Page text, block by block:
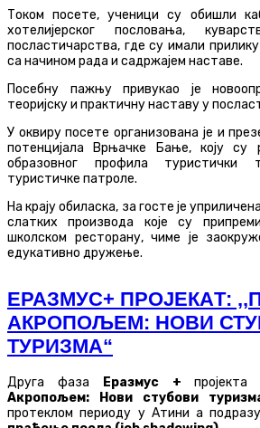
Током посете, ученици су обишли
хотелијерског пословања,
посластичарства, где су имали
са начином рада и садржајем наставе.
Посебну пажњу привукао је
теоријску и практичну наставу у
У оквиру посете организована је и
потенцијала Врњачке Бање, коју су
образовног профила туристички
туристичке патроле.
На крају обиласка, за госте је
слатких производа које су
школском ресторану, чиме је
едукативно дружење.
ЕРАЗМУС+ ПРОЈЕКAТ:
АКРОПОЉЕМ: НОВИ
ТУРИЗМА“
Друга фаза Еразмус +
Акропољем: Нови стубови
протеклом периоду у Атини а